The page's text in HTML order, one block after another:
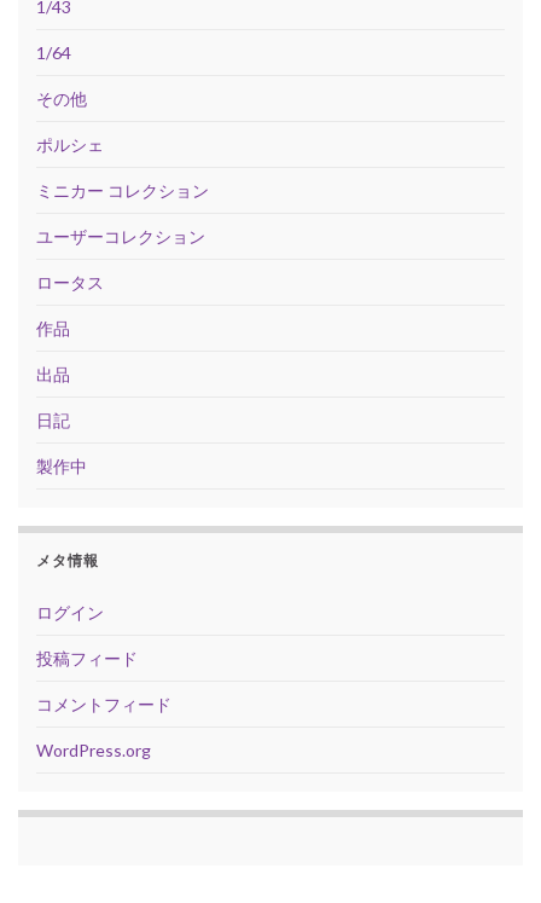
1/43
1/64
その他
ポルシェ
ミニカー コレクション
ユーザーコレクション
ロータス
作品
出品
日記
製作中
メタ情報
ログイン
投稿フィード
コメントフィード
WordPress.org